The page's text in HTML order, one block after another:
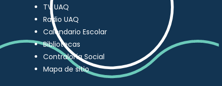
TV UAQ
Radio UAQ
Calendario Escolar
Bibliotecas
Contraloría Social
Mapa de sitio